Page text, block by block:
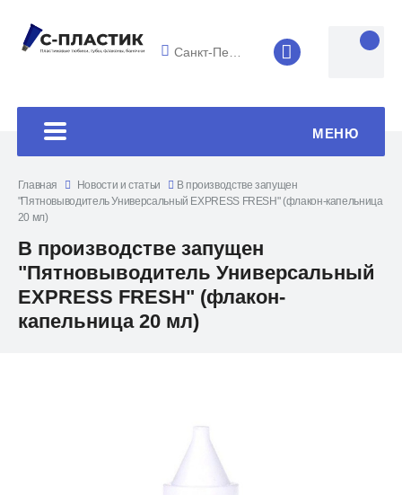
Санкт-Петербург 8 (4852) 33-
МЕНЮ
Главная Новости и статьи
В производстве запущен
"Пятновыводитель Универсальный EXPRESS FRESH" (флакон-капельница
20 мл)
В производстве запущен
"Пятновыводитель Универсальный
EXPRESS FRESH" (флакон-
капельница 20 мл)